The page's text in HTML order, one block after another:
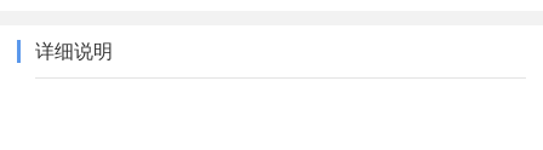
详细说明